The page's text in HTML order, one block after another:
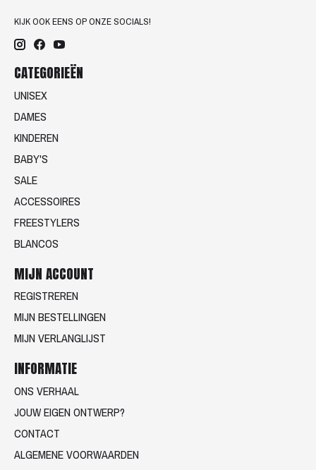
KIJK OOK EENS OP ONZE SOCIALS!
CATEGORIEËN
UNISEX
DAMES
KINDEREN
BABY'S
SALE
ACCESSOIRES
FREESTYLERS
BLANCOS
MIJN ACCOUNT
REGISTREREN
MIJN BESTELLINGEN
MIJN VERLANGLIJST
INFORMATIE
ONS VERHAAL
JOUW EIGEN ONTWERP?
CONTACT
ALGEMENE VOORWAARDEN